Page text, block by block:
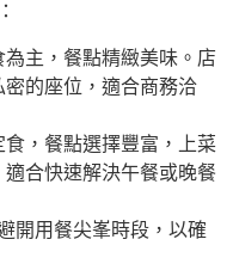
為主，餐點精緻美味。店
的座位，適合商務洽
食，餐點選擇豐富，上菜
合快速解決午餐或晚餐
開用餐尖峯時段，以確